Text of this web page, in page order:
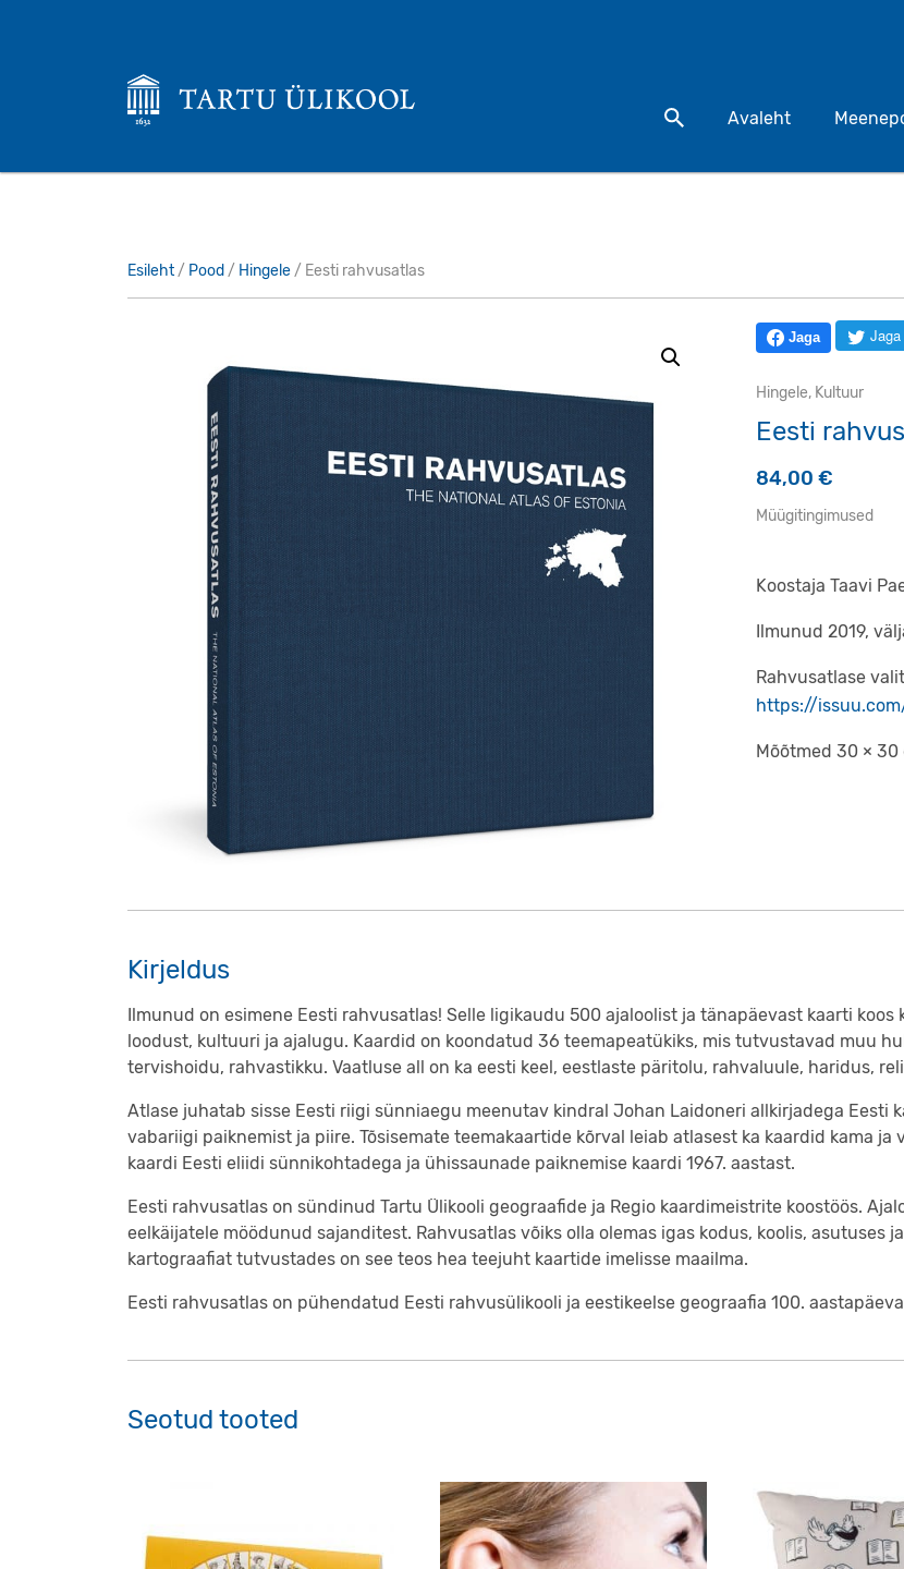
Otsi toodetAvaleht
Esileht/ Pood / Hingele/ Eesti rahvusatlas
Jaga
Hingele, Kultuur
Eesti
84,00€
Müügitingimused
Koostaja Taavi
Ilmunud 2019,
Rahvusatlase
https://
Mõõtmed 30 ×
Kirjeldus
Ilmunud on esimene Eesti rahvusatlas! Selle ligikaudu 500 ajaloolist ja tänapäevast kaarti
loodust, kultuuri ja ajalugu. Kaardid on koondatud 36 teemapeatükiks, mis tutvustavad muu
tervishoidu, rahvastikku. Vaatluse all on ka eesti keel, eestlaste päritolu, rahvaluule, haridus,
Atlase juhatab sisse Eesti riigi sünniaegu meenutav kindral Johan Laidoneri allkirjadega Eesti
vabariigi paiknemist ja piire. Tõsisemate teemakaartide kõrval leiab atlasest ka kaardid kama
kaardi Eesti eliidi sünnikohtadega ja ühissaunade paiknemise kaardi 1967. aastast.
Eesti rahvusatlas on sündinud Tartu Ülikooli geograafide ja Regio kaardimeistrite koostöös.
eelkäijatele möödunud sajanditest. Rahvusatlas võiks olla olemas igas kodus, koolis, asutuses
kartograafiat tutvustades on see teos hea teejuht kaartide imelisse maailma.
Eesti rahvusatlas on pühendatud Eesti rahvusülikooli ja eestikeelse geograafia 100.
Seotud tooted